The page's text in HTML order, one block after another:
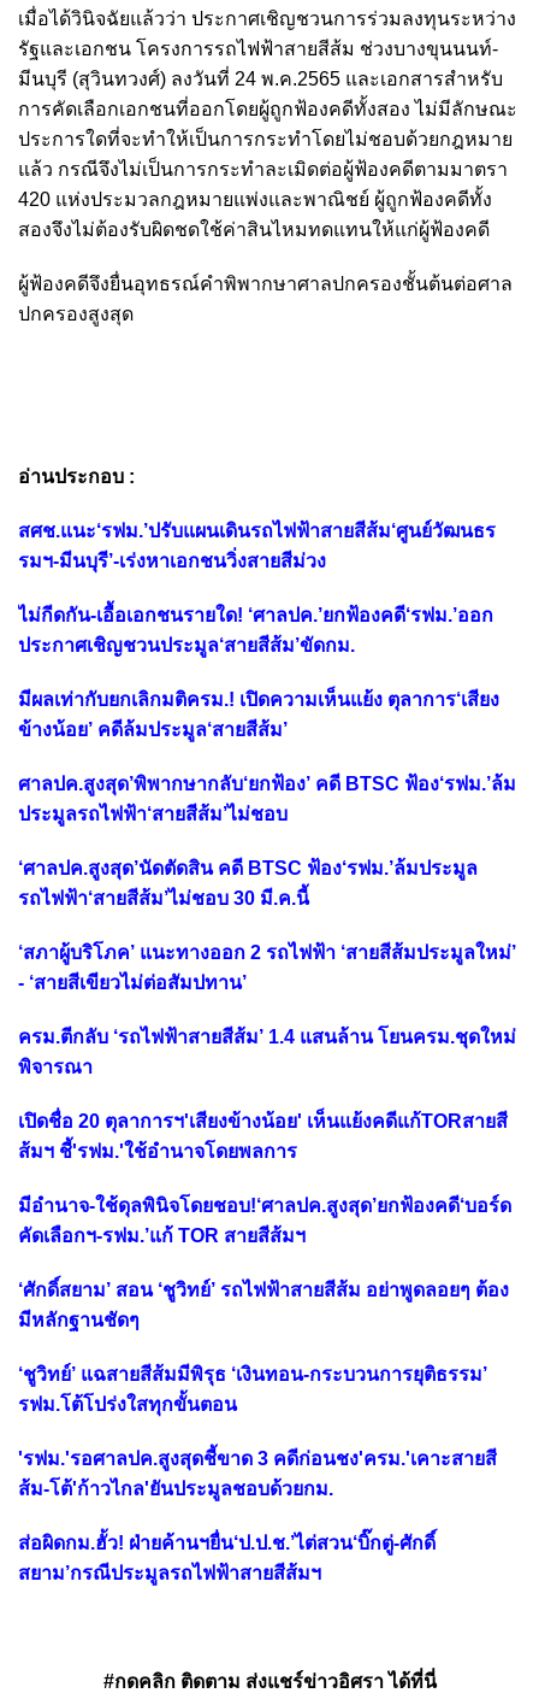
เมื่อได้วินิจฉัยแล้วว่า ประกาศเชิญชวนการร่วมลงทุนระหว่าง
รัฐและเอกชน โครงการรถไฟฟ้าสายสีส้ม ช่วงบางขุนนนท์-
มีนบุรี (สุวินทวงศ์) ลงวันที่ 24 พ.ค.2565 และเอกสารสำหรับ
การคัดเลือกเอกชนที่ออกโดยผู้ถูกฟ้องคดีทั้งสอง ไม่มีลักษณะ
ประการใดที่จะทำให้เป็นการกระทำโดยไม่ชอบด้วยกฎหมาย
แล้ว กรณีจึงไม่เป็นการกระทำละเมิดต่อผู้ฟ้องคดีตามมาตรา
420 แห่งประมวลกฎหมายแพ่งและพาณิชย์ ผู้ถูกฟ้องคดีทั้ง
สองจึงไม่ต้องรับผิดชดใช้ค่าสินไหมทดแทนให้แก่ผู้ฟ้องคดี
ผู้ฟ้องคดีจึงยื่นอุทธรณ์คำพิพากษาศาลปกครองชั้นต้นต่อศาล
ปกครองสูงสุด
อ่านประกอบ :
สศช.แนะ‘รฟม.’ปรับแผนเดินรถไฟฟ้าสายสีส้ม‘ศูนย์วัฒนธร
รมฯ-มีนบุรี’-เร่งหาเอกชนวิ่งสายสีม่วง
ไม่กีดกัน-เอื้อเอกชนรายใด! ‘ศาลปค.’ยกฟ้องคดี‘รฟม.’ออก
ประกาศเชิญชวนประมูล‘สายสีส้ม’ขัดกม.
มีผลเท่ากับยกเลิกมติครม.! เปิดความเห็นแย้ง ตุลาการ‘เสียง
ข้างน้อย’ คดีล้มประมูล‘สายสีส้ม’
ศาลปค.สูงสุด’พิพากษากลับ‘ยกฟ้อง’ คดี BTSC ฟ้อง‘รฟม.’ล้ม
ประมูลรถไฟฟ้า‘สายสีส้ม’ไม่ชอบ
‘ศาลปค.สูงสุด’นัดตัดสิน คดี BTSC ฟ้อง‘รฟม.’ล้มประมูล
รถไฟฟ้า‘สายสีส้ม’ไม่ชอบ 30 มี.ค.นี้
‘สภาผู้บริโภค’ แนะทางออก 2 รถไฟฟ้า ‘สายสีส้มประมูลใหม่’
- ‘สายสีเขียวไม่ต่อสัมปทาน’
ครม.ตีกลับ ‘รถไฟฟ้าสายสีส้ม’ 1.4 แสนล้าน โยนครม.ชุดใหม่
พิจารณา
เปิดชื่อ 20 ตุลาการฯ'เสียงข้างน้อย' เห็นแย้งคดีแก้TORสายสี
ส้มฯ ชี้'รฟม.'ใช้อำนาจโดยพลการ
มีอำนาจ-ใช้ดุลพินิจโดยชอบ!‘ศาลปค.สูงสุด’ยกฟ้องคดี‘บอร์ด
คัดเลือกฯ-รฟม.’แก้ TOR สายสีส้มฯ
‘ศักดิ์สยาม’ สอน ‘ชูวิทย์’ รถไฟฟ้าสายสีส้ม อย่าพูดลอยๆ ต้อง
มีหลักฐานชัดๆ
‘ชูวิทย์’ แฉสายสีส้มมีพิรุธ ‘เงินทอน-กระบวนการยุติธรรม’
รฟม.โต้โปร่งใสทุกขั้นตอน
'รฟม.'รอศาลปค.สูงสุดชี้ขาด 3 คดีก่อนชง'ครม.'เคาะสายสี
ส้ม-โต้'ก้าวไกล'ยันประมูลชอบด้วยกม.
ส่อผิดกม.ฮั้ว! ฝ่ายค้านฯยื่น‘ป.ป.ช.’ไต่สวน‘บิ๊กตู่-ศักดิ์
สยาม’กรณีประมูลรถไฟฟ้าสายสีส้มฯ
#กดคลิก ติดตาม ส่งแชร์ข่าวอิศรา ได้ที่นี่